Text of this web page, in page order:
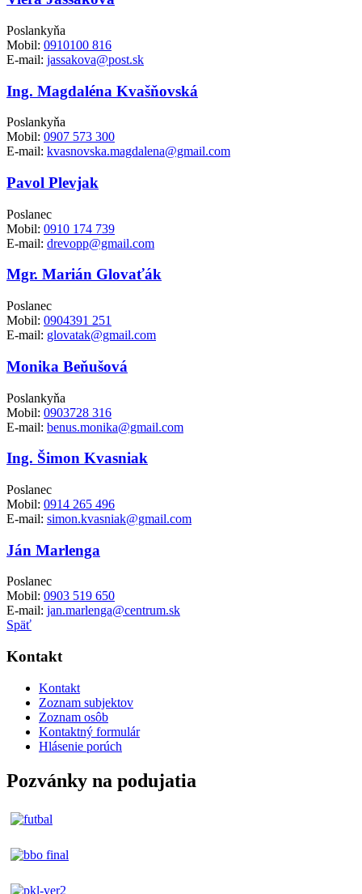
Poslankyňa
Mobil: 0910100 816
E-mail: jassakova@post.sk
Ing. Magdaléna Kvašňovská
Poslankyňa
Mobil: 0907 573 300
E-mail: kvasnovska.magdalena@gmail.com
Pavol Plevjak
Poslanec
Mobil: 0910 174 739
E-mail: drevopp@gmail.com
Mgr. Marián Glovaťák
Poslanec
Mobil: 0904391 251
E-mail: glovatak@gmail.com
Monika Beňušová
Poslankyňa
Mobil: 0903728 316
E-mail: benus.monika@gmail.com
Ing. Šimon Kvasniak
Poslanec
Mobil: 0914 265 496
E-mail: simon.kvasniak@gmail.com
Ján Marlenga
Poslanec
Mobil: 0903 519 650
E-mail: jan.marlenga@centrum.sk
Späť
Kontakt
Kontakt
Zoznam subjektov
Zoznam osôb
Kontaktný formulár
Hlásenie porúch
Pozvánky na podujatia